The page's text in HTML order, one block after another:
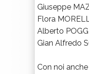
Giuseppe
Flora
Alberto
Gian Alfredo
Con noi